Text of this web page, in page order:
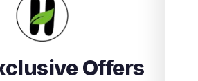
Offers